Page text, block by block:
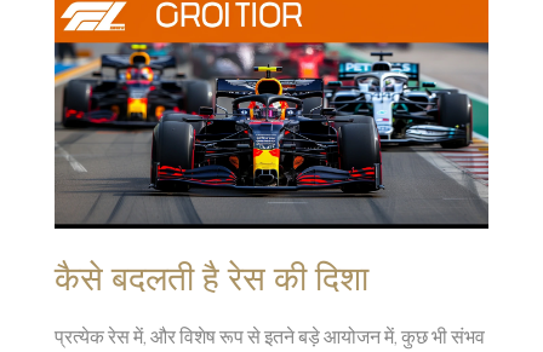
कैसे बदलती है रेस की दिशा
प्रत्येक रेस में, और विशेष रूप से इतने बड़े आयोजन में, कुछ भी संभव